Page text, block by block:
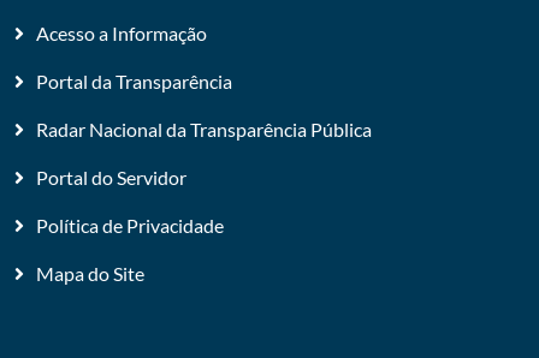
Acesso a Informação
Portal da Transparência
Radar Nacional da Transparência Pública
Portal do Servidor
Política de Privacidade
Mapa do Site